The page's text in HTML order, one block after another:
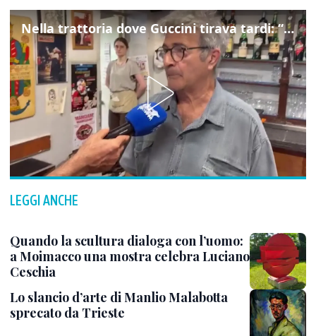
Nella trattoria dove Guccini tirava tardi: “Qua viveva di notte”
LEGGI ANCHE
Quando la scultura dialoga con l’uomo:
a Moimacco una mostra celebra Luciano
Ceschia
Lo slancio d’arte di Manlio Malabotta
sprecato da Trieste